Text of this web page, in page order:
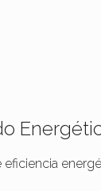
eficiencia